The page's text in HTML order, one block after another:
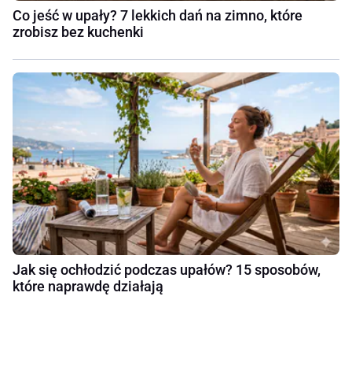
Co jeść w upały? 7 lekkich dań na zimno, które
zrobisz bez kuchenki
Jak się ochłodzić podczas upałów? 15 sposobów,
które naprawdę działają